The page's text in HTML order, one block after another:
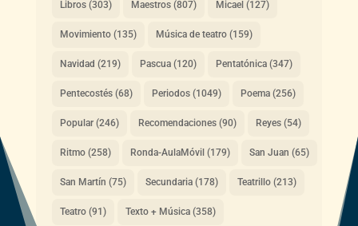
Libros(303) Maestros(807) Micael (127)
Movimiento(135) Música de teatro(159)
Navidad (219) Pascua(120) Pentatónica(347)
Pentecostés(68) Periodos(1049) Poema(256)
Popular(246) Recomendaciones(90) Reyes(54)
Ritmo(258) Ronda-AulaMóvil (179) San Juan (65)
San Martín (75) Secundaria(178) Teatrillo(213)
Teatro(91) Texto + Música(358)